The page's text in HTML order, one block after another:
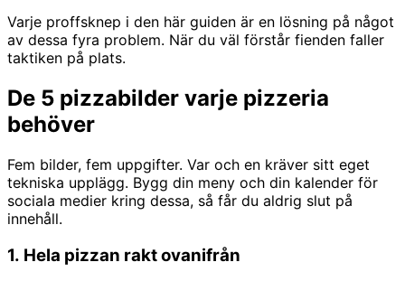
Varje proffsknep i den här guiden är en lösning på något
av dessa fyra problem. När du väl förstår fienden faller
taktiken på plats.
De 5 pizzabilder varje pizzeria
behöver
Fem bilder, fem uppgifter. Var och en kräver sitt eget
tekniska upplägg. Bygg din meny och din kalender för
sociala medier kring dessa, så får du aldrig slut på
innehåll.
1. Hela pizzan rakt ovanifrån